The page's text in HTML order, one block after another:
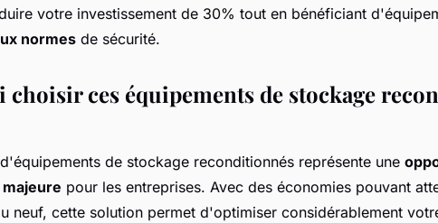
votre investissement de 30% tout en bénéficiant
normes de sécurité.
choisir ces équipements de stockage
de stockage reconditionnés représente une
pour les entreprises. Avec des économies pouvant
neuf, cette solution permet d'optimiser considérablement